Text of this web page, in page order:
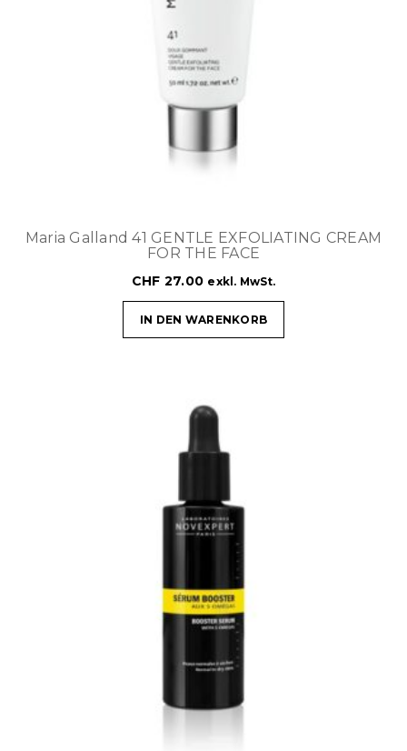
Maria Galland 41 GENTLE EXFOLIATING CREAM
FOR THE FACE
CHF 27.00 exkl. MwSt.
IN DEN WARENKORB